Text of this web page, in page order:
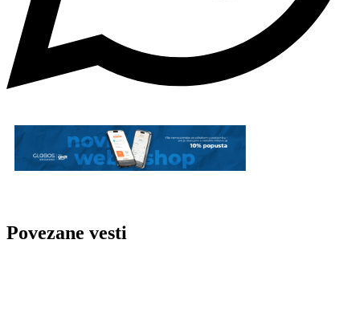
Povezane vesti